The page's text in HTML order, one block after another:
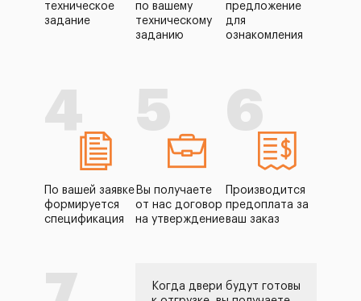
техническое
задание
по вашему
техническому
заданию
предложение
для
ознакомления
4
По вашей заявке
формируется
спецификация
5
Вы получаете
от нас договор
на утверждение
6
Производится
предоплата за
ваш заказ
Когда двери будут готовы